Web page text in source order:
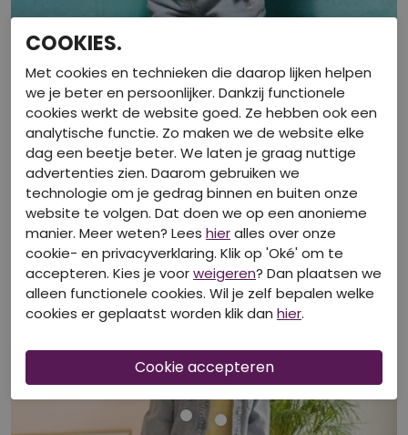
Bekijk look
COOKIES.
Met cookies en technieken die daarop lijken helpen
we je beter en persoonlijker. Dankzij functionele
cookies werkt de website goed. Ze hebben ook een
analytische functie. Zo maken we de website elke
dag een beetje beter. We laten je graag nuttige
advertenties zien. Daarom gebruiken we
technologie om je gedrag binnen en buiten onze
website te volgen. Dat doen we op een anonieme
manier. Meer weten? Lees hieralles over onze
cookie- en privacyverklaring. Klik op 'Oké' om te
accepteren. Kies je voorweigeren? Dan plaatsen we
alleen functionele cookies. Wil je zelf bepalen welke
cookies er geplaatst worden klik dan hier.